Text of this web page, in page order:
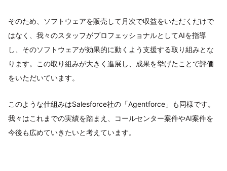
そのため、ソフトウェアを販売して月次で収益をいただくだけで
はなく、我々のスタッフがプロフェッショナルとしてAIを指導
し、そのソフトウェアが効果的に動くよう支援する取り組みとな
ります。この取り組みが大きく進展し、成果を挙げたことで評価
をいただいています。
このような仕組みはSalesforce社の「Agentforce」も同様です。
我々はこれまでの実績を踏まえ、コールセンター案件やAI案件を
今後も広めていきたいと考えています。